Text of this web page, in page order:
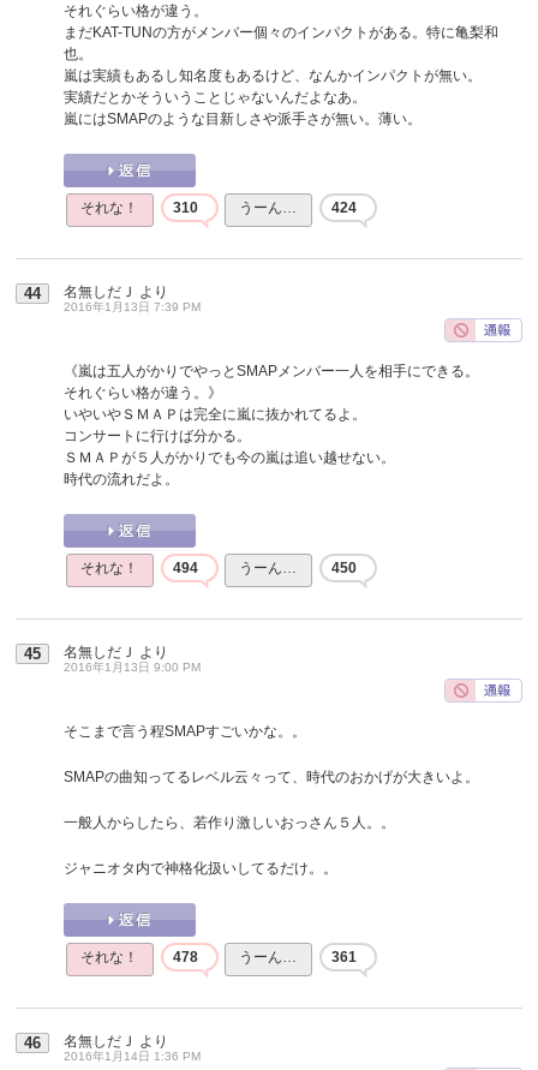
それぐらい格が違う。
まだKAT-TUNの方がメンバー個々のインパクトがある。特に亀梨和
也。
嵐は実績もあるし知名度もあるけど、なんかインパクトが無い。
実績だとかそういうことじゃないんだよなあ。
嵐にはSMAPのような目新しさや派手さが無い。薄い。
それな！ 310 うーん… 424
44 名無しだＪ より
2016年1月13日 7:39 PM
《嵐は五人がかりでやっとSMAPメンバー一人を相手にできる。
それぐらい格が違う。》
いやいやＳＭＡＰは完全に嵐に抜かれてるよ。
コンサートに行けば分かる。
ＳＭＡＰが５人がかりでも今の嵐は追い越せない。
時代の流れだよ。
それな！ 494 うーん… 450
45 名無しだＪ より
2016年1月13日 9:00 PM
そこまで言う程SMAPすごいかな。。
SMAPの曲知ってるレベル云々って、時代のおかげが大きいよ。
一般人からしたら、若作り激しいおっさん５人。。
ジャニオタ内で神格化扱いしてるだけ。。
それな！ 478 うーん… 361
46 名無しだＪ より
2016年1月14日 1:36 PM